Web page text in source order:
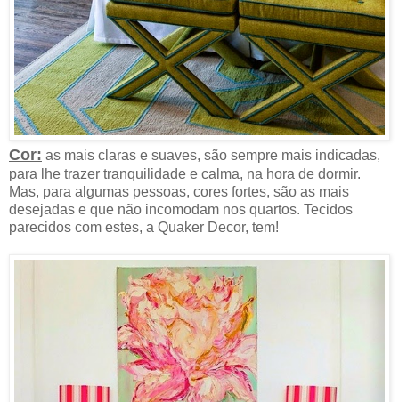
Cor: as mais claras e suaves, são sempre mais indicadas,
para lhe trazer tranquilidade e calma, na hora de dormir.
Mas, para algumas pessoas, cores fortes, são as mais
desejadas e que não incomodam nos quartos. Tecidos
parecidos com estes, a Quaker Decor, tem!